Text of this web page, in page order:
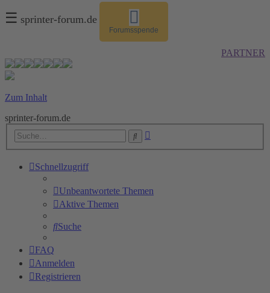
☰ sprinter-forum.de
Forumsspende
PARTNER
Zum Inhalt
sprinter-forum.de
Suche
Schnellzugriff
Unbeantwortete Themen
Aktive Themen
Suche
FAQ
Anmelden
Registrieren